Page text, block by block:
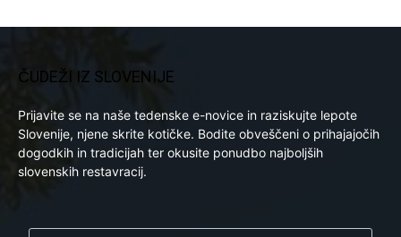
ČUDEŽI IZ SLOVENIJE
Prijavite se na naše tedenske e-novice in raziskujte lepote
Slovenije, njene skrite kotičke. Bodite obveščeni o prihajajočih
dogodkih in tradicijah ter okusite ponudbo najboljših
slovenskih restavracij.